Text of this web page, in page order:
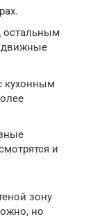
остальным
кухонным
и
зону
но